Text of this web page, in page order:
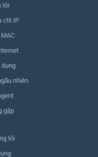
tôi
chỉ IP
dụng
nhiên
gặp
tôi